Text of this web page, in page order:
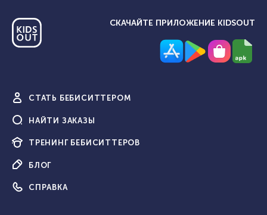
СКАЧАЙТЕ ПРИЛОЖЕНИЕ KIDSOUT
СТАТЬ БЕБИСИТТЕРОМ
НАЙТИ ЗАКАЗЫ
ТРЕНИНГ БЕБИСИТТЕРОВ
БЛОГ
СПРАВКА